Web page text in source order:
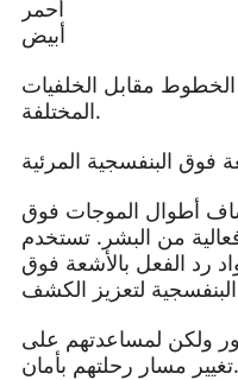
أحمر
أبيض
مقابل الخلفيات
المختلفة.
فوق البنفسجية المرئية
أطوال الموجات فوق
من البشر. تستخدم
رد الفعل بالأشعة فوق
ولكن لمساعدتهم على
تغيير مسار رحلتهم بأمان.